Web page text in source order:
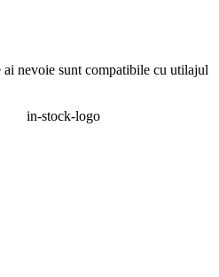
ai nevoie sunt compatibile cu utilajul